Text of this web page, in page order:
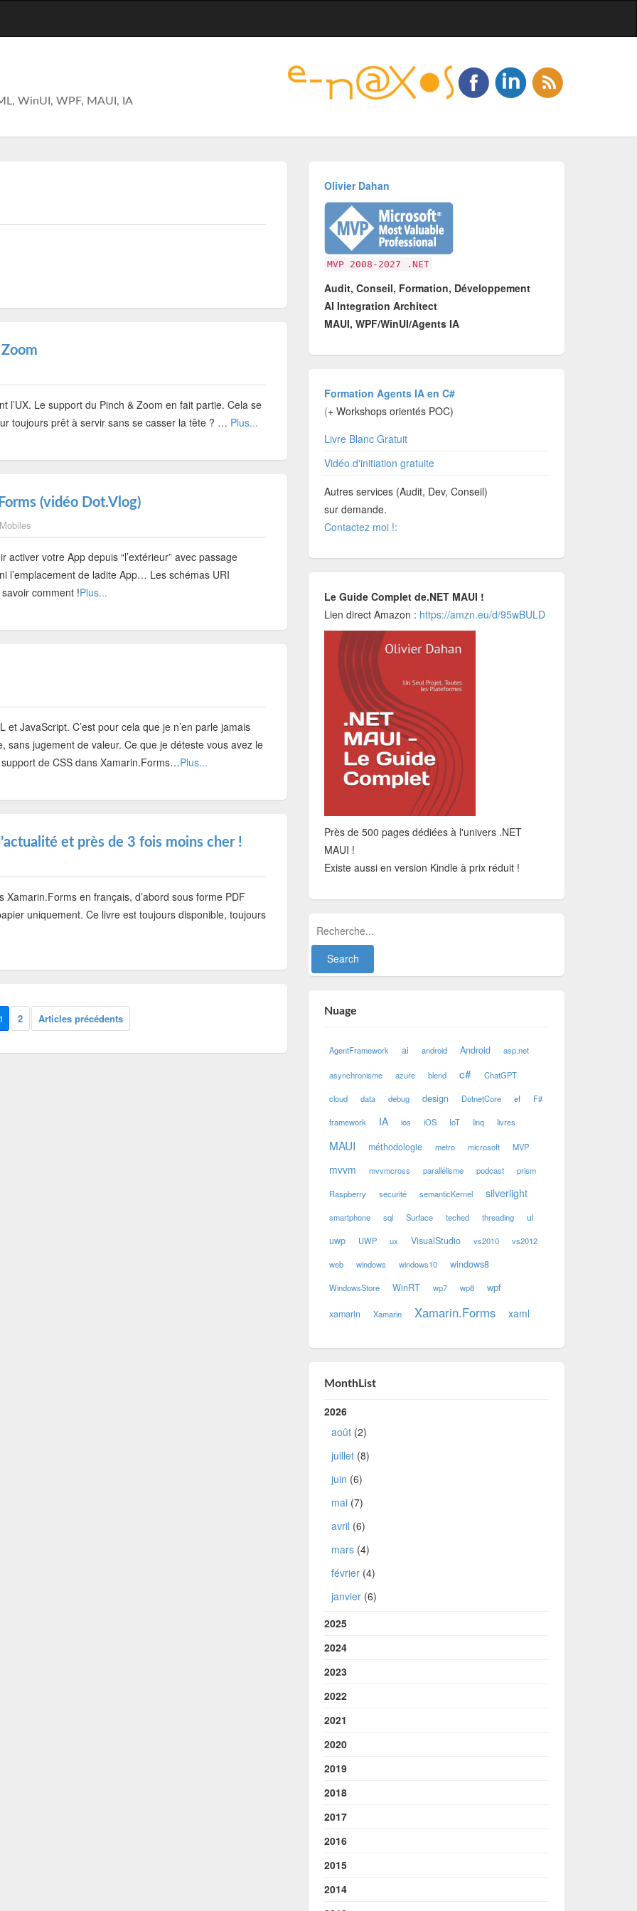
WinUI, WPF, MAUI, IA
l’UX. Le support du Pinch & Zoom en fait partie. Cela se
toujours prêt à servir sans se casser la tête ? … Plus...
(vidéo Dot.Vlog)
votre App depuis “l’extérieur” avec passage
l’emplacement de ladite App… Les schémas URI
comment !Plus...
JavaScript. C’est pour cela que je n’en parle jamais
sans jugement de valeur. Ce que je déteste vous avez le
de CSS dans Xamarin.Forms…Plus...
et près de 3 fois moins cher !
en français, d’abord sous forme PDF
uniquement. Ce livre est toujours disponible, toujours
1 2 Articles précédents
Olivier Dahan
MVP 2008-2027 .NET
Audit, Conseil, Formation, Développement
AI Integration Architect
MAUI, WPF/WinUI/Agents IA
Formation Agents IA en C#
(+ Workshops orientés POC)
Livre Blanc Gratuit
Vidéo d'initiation gratuite
Autres services (Audit, Dev, Conseil)
sur demande.
Contactez moi !:
Le Guide Complet de.NET MAUI !
Lien direct Amazon : https://amzn.eu/d/95wBULD
Près de 500 pages dédiées à l'univers .NET
MAUI !
Existe aussi en version Kindle à prix réduit !
Nuage
AgentFramework ai android Android asp.net
asynchronisme azure blend c# ChatGPT
cloud data debug design DotnetCore ef F#
framework IA ios iOS IoT linq livres
MAUI méthodologie metro microsoft MVP
mvvm mvvmcross parallélisme podcast prism
Raspberry securité semanticKernel silverlight
smartphone sql Surface teched threading
ui
uwp
UWP ux VisualStudio vs2010 vs2012
web windows windows10 windows8
WindowsStore WinRT wp7 wp8 wpf
xamarin Xamarin Xamarin.Forms xaml
MonthList
2026
août(2)
juillet(8)
juin (6)
mai(7)
avril (6)
mars(4)
février(4)
janvier(6)
2025
2024
2023
2022
2021
2020
2019
2018
2017
2016
2015
2014